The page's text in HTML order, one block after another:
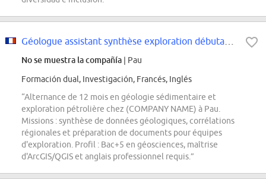
No se muestra la compañía | Pau
Formación dual, Investigación, Francés, Inglés
“Alternance de 12 mois en géologie sédimentaire et
exploration pétrolière chez (COMPANY NAME) à Pau.
Missions : synthèse de données géologiques, corrélations
régionales et préparation de documents pour équipes
d'exploration. Profil : Bac+5 en géosciences, maîtrise
d'ArcGIS/QGIS et anglais professionnel requis.”